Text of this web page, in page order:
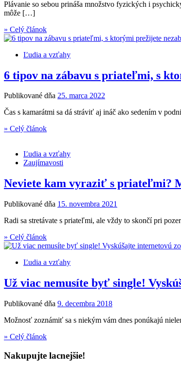
Plávanie so sebou prináša množstvo fyzických i
môže […]
» Celý článok
Ľudia a vzťahy
6 tipov na zábavu s priateľmi, s
Publikované dňa 25. marca 2022
Čas s kamarátmi sa dá stráviť aj ináč ako sedením v
» Celý článok
Ľudia a vzťahy
Zaujímavosti
Neviete kam vyraziť s priateľmi?
Publikované dňa 15. novembra 2021
Radi sa stretávate s priateľmi, ale vždy to skončí pri
» Celý článok
Ľudia a vzťahy
Už viac nemusíte byť single!
Publikované dňa 9. decembra 2018
Možnosť zoznámiť sa s niekým vám dnes ponúkajú
» Celý článok
Nakupujte lacnejšie!